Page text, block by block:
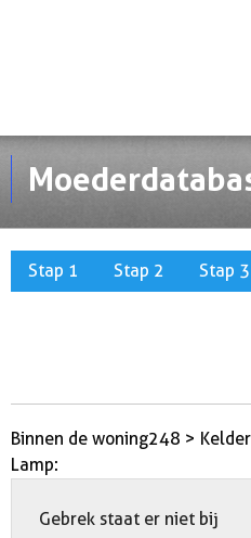
Stap 1 Stap 2 Stap 3
Binnen de woning248 >
Lamp:
Gebrek staat er niet bij